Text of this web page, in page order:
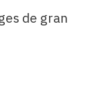
de gran